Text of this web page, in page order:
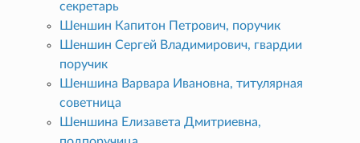
секретарь
Шеншин Капитон Петрович, поручик
Шеншин Сергей Владимирович, гвардии
поручик
Шеншина Варвара Ивановна, титулярная
советница
Шеншина Елизавета Дмитриевна,